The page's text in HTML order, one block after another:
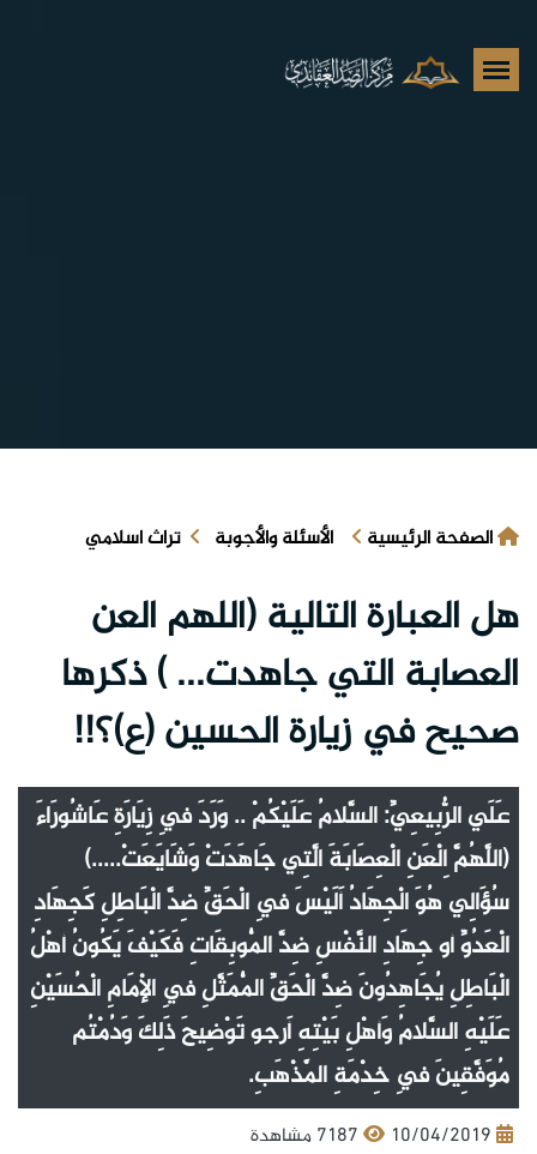
الصفحة الرئيسية الأسئلة والأجوبة تراث اسلامي
هل العبارة التالية (اللهم العن
العصابة التي جاهدت... ) ذكرها
صحيح في زيارة الحسين (ع)؟!!
عَلَي الرُّبِيعِيِّ: السَّلامُ عَلَيْكُمْ .. وَرَدَ فِي زِيَارَةِ عَاشُورَاءَ
(اللَّهُمَّ اِلْعَنِ الْعِصَابَةَ الَّتِي جَاهَدَتْ وَشَايَعَتْ.....)
سُؤَالِي هُوَ الْجِهَادُ أَلَيْسَ فِي الْحَقِّ ضِدَّ الْبَاطِلِ كَجِهَادِ
الْعَدُوِّ أو جِهَادِ النَّفْسِ ضِدَّ الْمُوبِقَاتِ فَكَيْفَ يَكُونُ أهْلُ
الْبَاطِلِ يُجَاهِدُونَ ضِدَّ الْحَقِّ الْمُمَثَّلِ فِي الْإمَامِ الْحُسَيْنِ
عَلَيْهِ السَّلامُ وَأهْلِ بَيْتِهِ أَرجو تَوْضِيحَ ذَلِكَ وَدُمْتُم
مُوَفَّقِينَ فِي خِدْمَةِ الْمَذْهَبِ.
10/04/2019 7187 مشاهدة